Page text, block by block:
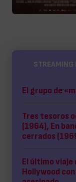
STREAMING
El grupo de
Tres tesoros
(1964), En
cerrados
El último viaje
Hollywood